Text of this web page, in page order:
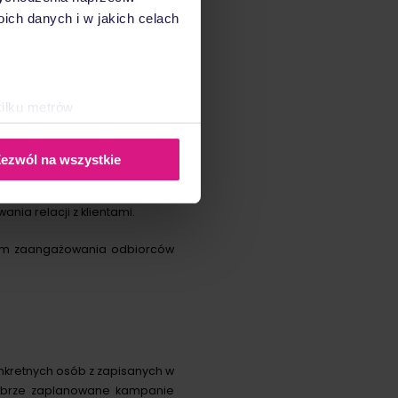
danych i w jakich celach
metrów
(fingerprinting, czyli
społecznościowym,
na wszystkie
czy przypomnień.
relacji z klientami.
zaangażowania odbiorców
osób z zapisanych w
zaplanowane kampanie